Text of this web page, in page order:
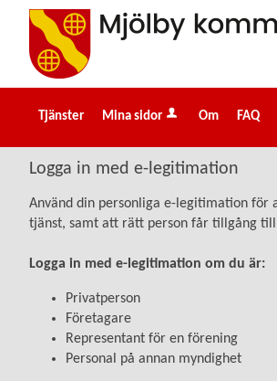
Välkommen
tjänster
kommun
Tjänster Mina sidor Om FAQ
Logga in med e-legitimation
Använd din personliga e-legitimation för
tjänst, samt att rätt person får tillgång
Logga in med e-legitimation om du är:
Privatperson
Företagare
Representant för en förening
Personal på annan myndighet